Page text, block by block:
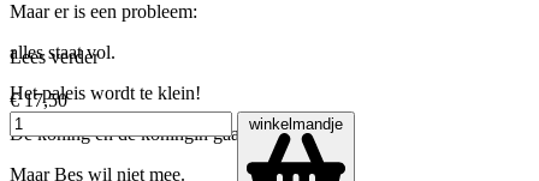
Maar er is een probleem:
alles staat vol.
Het paleis wordt te klein!
De koning en de koningin gaan verhuizen.
Maar Bes wil niet mee.
Lees verder
€ 17,50
winkelmandje